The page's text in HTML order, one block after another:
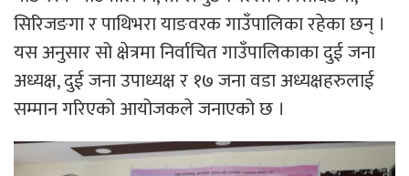
सिरिजङगा र पाथिभरा याङवरक गाउँपालिका रहेका छन् ।
यस अनुसार सो क्षेत्रमा निर्वाचित गाउँपालिकाका दुई जना
अध्यक्ष, दुई जना उपाध्यक्ष र १७ जना वडा अध्यक्षहरुलाई
सम्मान गरिएको आयोजकले जनाएको छ ।